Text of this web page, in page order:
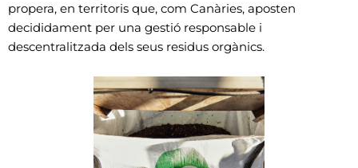
propera, en territoris que, com Canàries, aposten
decididament per una gestió responsable i
descentralitzada dels seus residus orgànics.